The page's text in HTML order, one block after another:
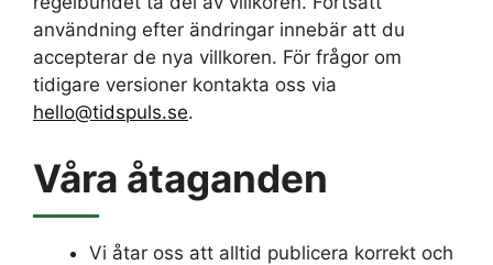
användning efter ändringar innebär att du
accepterar de nya villkoren. För frågor om
tidigare versioner kontakta oss via
hello@tidspuls.se.
Våra åtaganden
Vi åtar oss att alltid publicera korrekt och